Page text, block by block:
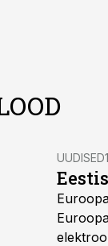
UUDISED